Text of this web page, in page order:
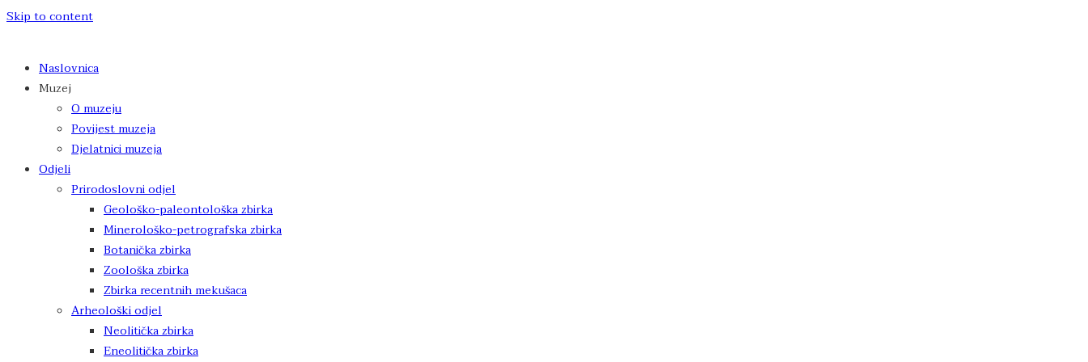
Skip to content
Naslovnica
Muzej
O muzeju
Povijest muzeja
Djelatnici muzeja
Odjeli
Prirodoslovni odjel
Geološko-paleontološka zbirka
Minerološko-petrografska zbirka
Botanička zbirka
Zoološka zbirka
Zbirka recentnih mekušaca
Arheološki odjel
Neolitička zbirka
Eneolitička zbirka